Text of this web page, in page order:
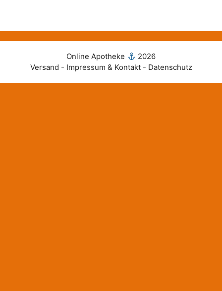
Online Apotheke
2026
Versand - Impressum & Kontakt - Datenschutz